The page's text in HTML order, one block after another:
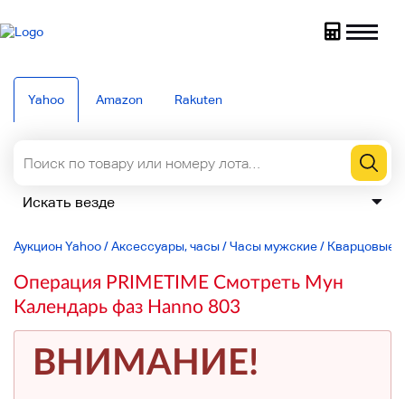
Yahoo Amazon Rakuten
Аукцион Yahoo/Аксессуары, часы/Часы мужские/ Кварцовые
Операция PRIMETIME Смотреть Мун
Календарь фаз Hanno 803
ВНИМАНИЕ!